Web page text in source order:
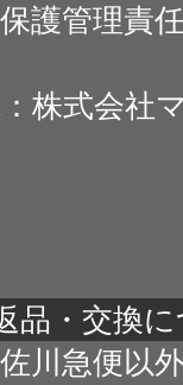
護管理責
株式会社
品・交換
佐川急便以